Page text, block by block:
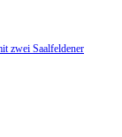
zwei Saalfeldener